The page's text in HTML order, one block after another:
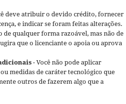
deve atribuir o devido crédito, fornecer
e indicar se foram feitas alterações.
de qualquer forma razoável, mas não de
que o licenciante o apoia ou aprova
- Você não pode aplicar
medidas de caráter tecnológico que
outros de fazerem algo que a